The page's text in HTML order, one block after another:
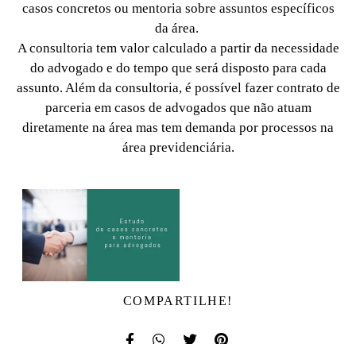
casos concretos ou mentoria sobre assuntos específicos
da área.
A consultoria tem valor calculado a partir da necessidade
do advogado e do tempo que será disposto para cada
assunto. Além da consultoria, é possível fazer contrato de
parceria em casos de advogados que não atuam
diretamente na área mas tem demanda por processos na
área previdenciária.
COMPARTILHE!